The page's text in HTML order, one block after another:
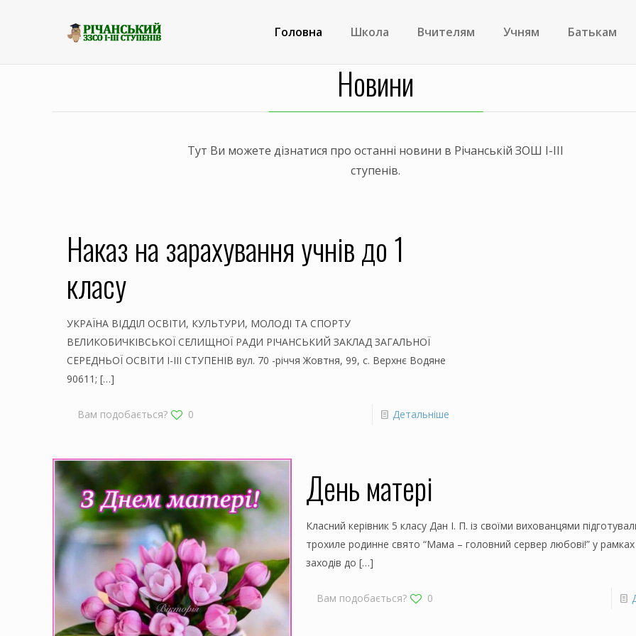
Головна Школа Вчителям Учням Батькам
Новини
Тут Ви можете дізнатися про останні новини в Річанській ЗОШ І-ІІІ
ступенів.
Наказ на зарахування учнів до 1
класу
УКРАЇНА ВІДДІЛ ОСВІТИ, КУЛЬТУРИ, МОЛОДІ ТА СПОРТУ
ВЕЛИКОБИЧКІВСЬКОЇ СЕЛИЩНОЇ РАДИ РІЧАНСЬКИЙ ЗАКЛАД ЗАГАЛЬНОЇ
СЕРЕДНЬОЇ ОСВІТИ I-III СТУПЕНІВ вул. 70 -річчя Жовтня, 99, с. Верхнє Водяне
90611; […]
Вам подобається? 0 Детальніше
День матері
Класний керівник 5 класу Дан І. П. із своїми вихованцями
трохиле родинне свято “Мама – головний сервер любові!” у
заходів до […]
Вам подобається? 0